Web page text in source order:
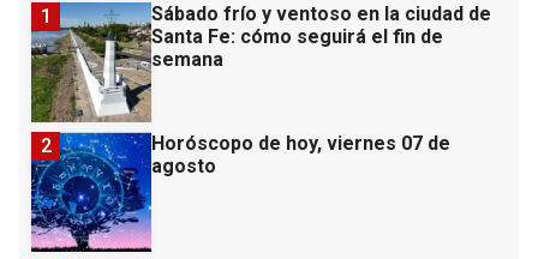
Sábado frío y ventoso en la ciudad de
Santa Fe: cómo seguirá el fin de
semana
1
Horóscopo de hoy, viernes 07 de
agosto
2